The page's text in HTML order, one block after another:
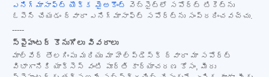
ఎనిగ్మాసాఫ్ట్ యొక్క మైఅకౌంట్
వెబ్‌సైట్‌లో సపోర్ట్ టికెట్‌ను
ఓపెన్ చేయడం ద్వారా ఎనిగ్మాసాఫ్ట్ సపోర్ట్‌ను సంప్రదించవచ్చు.
-----
స్పైహంటర్ కొనుగోలు వివరాలు
మాల్‌వేర్ తొలగింపు మరియు మా హెల్ప్‌డెస్క్ ద్వారా మా సపోర్ట్
విభాగానికి యాక్సెస్ వంటి పూర్తి కార్యాచరణ కోసం, మీరు